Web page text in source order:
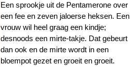
Een sprookje uit de Pentamerone over
een fee en zeven jaloerse heksen. Een
vrouw wil heel graag een kindje;
desnoods een mirte-takje. Dat gebeurt
dan ook en de mirte wordt in een
bloempot gezet en groeit en groeit.